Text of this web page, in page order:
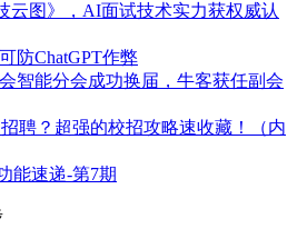
云图》，AI面试技术实力获权威认
防ChatGPT作弊
智能分会成功换届，牛客获任副会
聘？超强的校招攻略速收藏！（内
能速递-第7期